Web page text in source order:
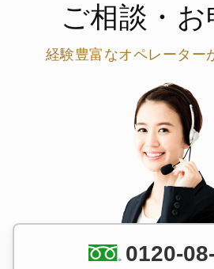
ご相談・お
経験豊富なオペレーター
0120-